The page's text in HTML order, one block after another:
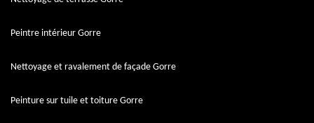
Peintre intérieur Gorre
Nettoyage et ravalement de façade Gorre
Peinture sur tuile et toiture Gorre